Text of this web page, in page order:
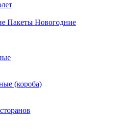
Пакеты Новогодние
(короба)